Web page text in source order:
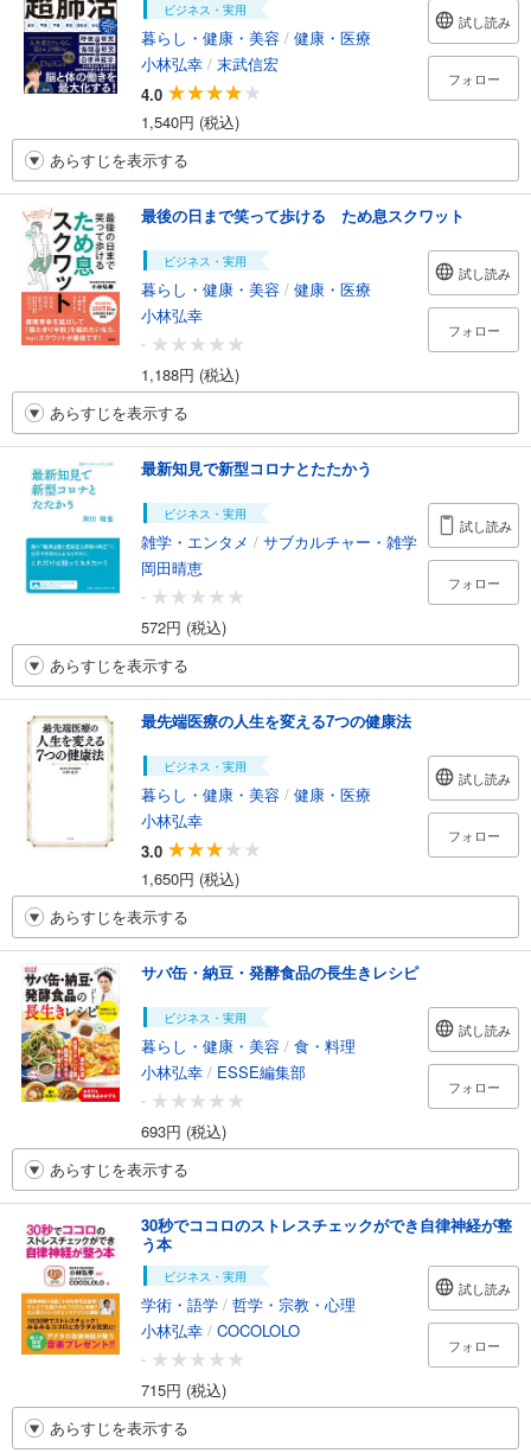
ビジネス・実用
暮らし・健康・美容 / 健康・医療
小林弘幸 / 末武信宏
4.0
1,540円 (税込)
試し読み
フォロー
あらすじを表示する
最後の日まで笑って歩ける ため息スクワット
ビジネス・実用
暮らし・健康・美容 / 健康・医療
小林弘幸
-
1,188円 (税込)
試し読み
フォロー
あらすじを表示する
最新知見で新型コロナとたたかう
ビジネス・実用
雑学・エンタメ / サブカルチャー・雑学
岡田晴恵
-
572円 (税込)
試し読み
フォロー
あらすじを表示する
最先端医療の人生を変える7つの健康法
ビジネス・実用
暮らし・健康・美容 / 健康・医療
小林弘幸
3.0
1,650円 (税込)
試し読み
フォロー
あらすじを表示する
サバ缶・納豆・発酵食品の長生きレシピ
ビジネス・実用
暮らし・健康・美容 / 食・料理
小林弘幸 / ESSE編集部
-
693円 (税込)
試し読み
フォロー
あらすじを表示する
30秒でココロのストレスチェックができ自律神経が整
う本
ビジネス・実用
学術・語学 / 哲学・宗教・心理
小林弘幸 / COCOLOLO
-
715円 (税込)
試し読み
フォロー
あらすじを表示する